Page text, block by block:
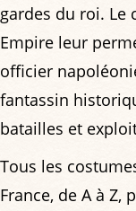
gardes du roi. Le
Empire leur
officier
fantassin
batailles et
Tous les
France, de A à